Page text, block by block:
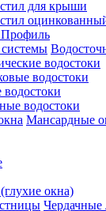
для крыши
водостоки
водостоки
водостоки
Мансардные
окна)
Чердачные